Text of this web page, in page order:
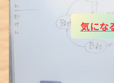
気にな